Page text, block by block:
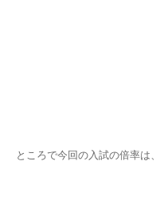
ところで今回の入試の倍率は、